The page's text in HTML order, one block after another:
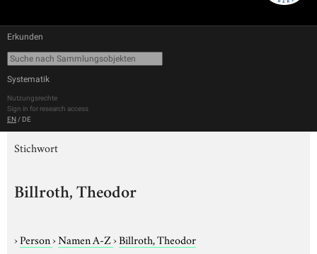
Erkunden
Systematik
Nutzungsrechte
Sign in for research access
EN / DE
Stichwort
Billroth, Theodor
›Person›Namen A-Z›Billroth, Theodor